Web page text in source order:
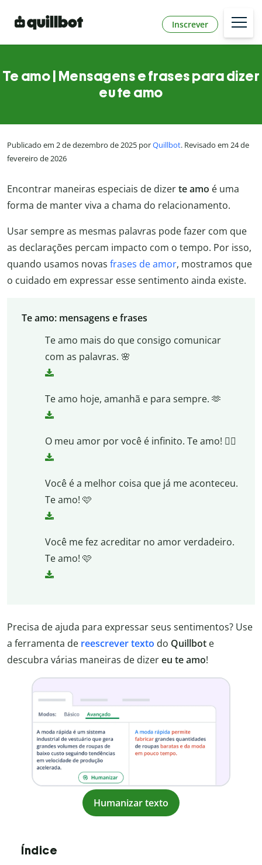
Inscrever
Te amo | Mensagens e frases para dizer
eu te amo
Publicado em 2 de dezembro de 2025 porQuillbot. Revisado em 24 de
fevereiro de 2026
Encontrar maneiras especiais de dizerte amo é uma
forma de manter viva a chama do relacionamento.
Usar sempre as mesmas palavras pode fazer com que
as declarações percam impacto com o tempo. Por isso,
quando usamos novas frases de amor, mostramos que
o cuidado em expressar esse sentimento ainda existe.
Te amo: mensagens e frases
Te amo mais do que consigo comunicar
com as palavras. 🌸
Te amo hoje, amanhã e para sempre. 🫶
O meu amor por você é infinito. Te amo! ❤️‍🔥
Você é a melhor coisa que já me aconteceu.
Te amo! 🩷
Você me fez acreditar no amor verdadeiro.
Te amo! 🩷
Precisa de ajuda para expressar seus sentimentos? Use
a ferramenta de reescrever texto do Quillbot e
descubra várias maneiras de dizereu te amo!
Humanizar texto
Índice